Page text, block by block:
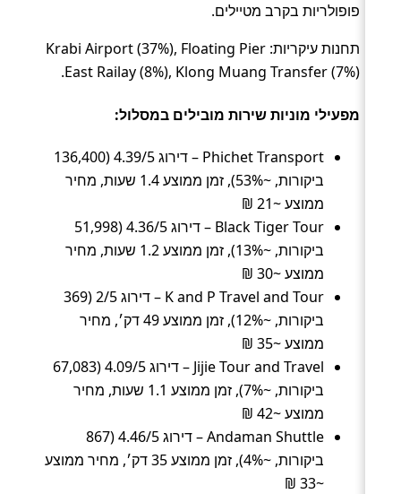
פופולריות בקרב מטיילים.
תחנות עיקריות: Krabi Airport (37%), Floating Pier
East Railay (8%), Klong Muang Transfer (7%).
מפעילי מוניות שירות מובילים במסלול:
Phichet Transport – דירוג 4.39/5 (136,400
ביקורות, ~53%), זמן ממוצע 1.4 שעות, מחיר
ממוצע ~21 ₪
Black Tiger Tour – דירוג 4.36/5 (51,998
ביקורות, ~13%), זמן ממוצע 1.2 שעות, מחיר
ממוצע ~30 ₪
K and P Travel and Tour – דירוג 2/5 (369
ביקורות, ~12%), זמן ממוצע 49 דק׳, מחיר
ממוצע ~35 ₪
Jijie Tour and Travel – דירוג 4.09/5 (67,083
ביקורות, ~7%), זמן ממוצע 1.1 שעות, מחיר
ממוצע ~42 ₪
Andaman Shuttle – דירוג 4.46/5 (867
ביקורות, ~4%), זמן ממוצע 35 דק׳, מחיר ממוצע
~33 ₪